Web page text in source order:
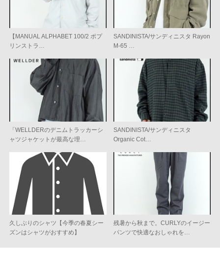
【MANUAL ALPHABET 100/2 ポプ
リンストラ…
SANDINISTA/サンディニスタ Rayon
M-65 …
「WELLDERのデニムトラッカーシ
ャツジャケットが最高な理…
SANDINISTA/サンディニスタ
Organic Cot…
久しぶりのシャツ【今季の春夏シー
ズンはシャツがおすすめ】
残暑から秋まで。CURLYのイージー
パンツで快適なおしゃれを…